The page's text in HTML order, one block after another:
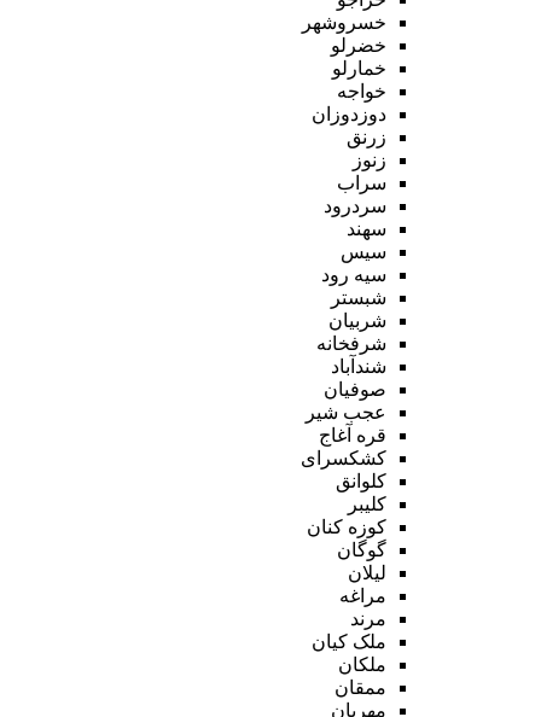
خسروشهر
خضرلو
خمارلو
خواجه
دوزدوزان
زرنق
زنوز
سراب
سردرود
سهند
سیس
سیه رود
شبستر
شربیان
شرفخانه
شندآباد
صوفیان
عجب شیر
قره آغاج
کشکسرای
کلوانق
کلیبر
کوزه کنان
گوگان
لیلان
مراغه
مرند
ملک کیان
ملکان
ممقان
مهربان